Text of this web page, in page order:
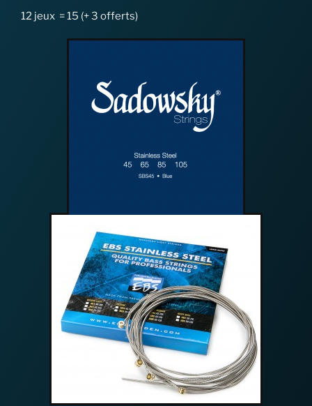
12 jeux = 15 (+ 3 offerts)